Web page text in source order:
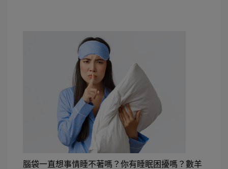
腦袋一直想事情睡不著嗎？你有睡眠困擾嗎？數羊